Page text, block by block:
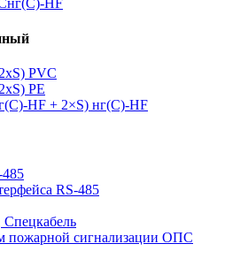
HF
PVC
PE
HF + 2×S) нг(С)-HF
RS-485
пожарной сигнализации ОПС